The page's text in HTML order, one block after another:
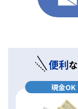
便利な
現金OK